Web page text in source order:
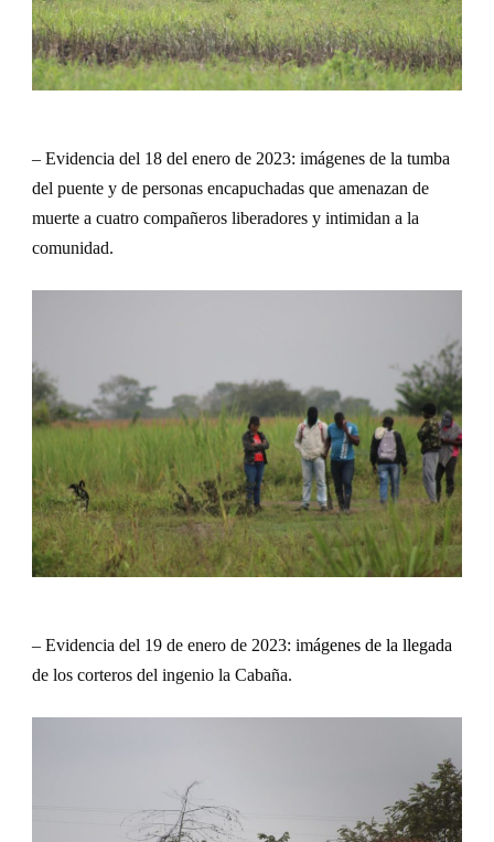
– Evidencia del 18 del enero de 2023: imágenes de la tumba
del puente y de personas encapuchadas que amenazan de
muerte a cuatro compañeros liberadores y intimidan a la
comunidad.
– Evidencia del 19 de enero de 2023: imágenes de la llegada
de los corteros del ingenio la Cabaña.